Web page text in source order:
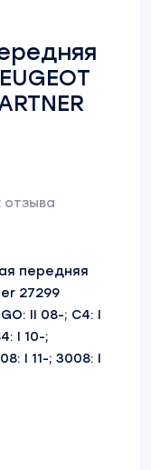
отзыва
передняя
27299
II 08-; C4: I
I 10-;
I 11-; 3008: I